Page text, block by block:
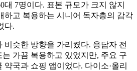
대 7명이다. 표본 규모가 크지 않지
하고 복용하는 시니어 독자층의 감각
다.
비슷한 방향을 가리켰다. 응답자 전
가끔 복용하고 있었지만, 주요 구
국과 쇼핑 앱이었다. 다이소·올리